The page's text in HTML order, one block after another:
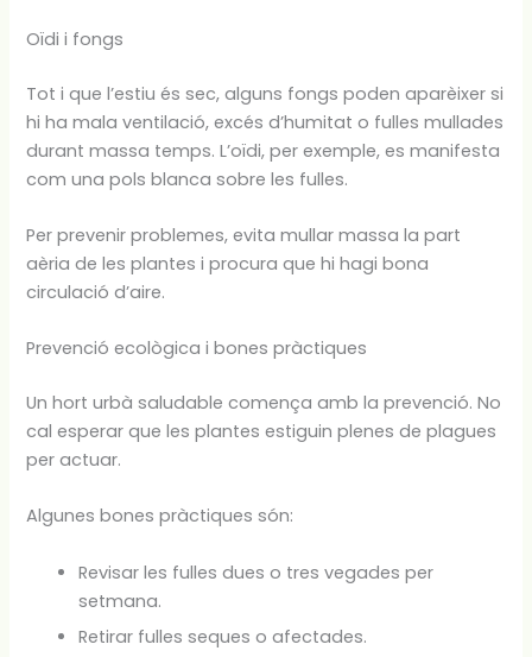
Oïdi i fongs
Tot i que l’estiu és sec, alguns fongs poden aparèixer si
hi ha mala ventilació, excés d’humitat o fulles mullades
durant massa temps. L’oïdi, per exemple, es manifesta
com una pols blanca sobre les fulles.
Per prevenir problemes, evita mullar massa la part
aèria de les plantes i procura que hi hagi bona
circulació d’aire.
Prevenció ecològica i bones pràctiques
Un hort urbà saludable comença amb la prevenció. No
cal esperar que les plantes estiguin plenes de plagues
per actuar.
Algunes bones pràctiques són:
Revisar les fulles dues o tres vegades per
setmana.
Retirar fulles seques o afectades.